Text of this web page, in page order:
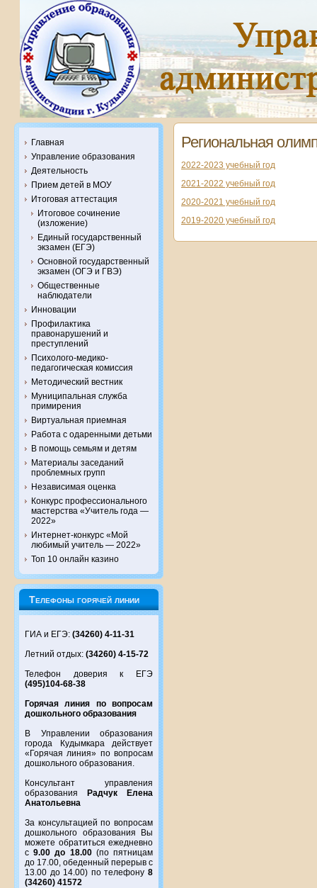
Главная
Управление образования
Деятельность
Прием детей в МОУ
Итоговая аттестация
Итоговое сочинение
(изложение)
Единый государственный
экзамен (ЕГЭ)
Основной государственный
экзамен (ОГЭ и ГВЭ)
Общественные
наблюдатели
Инновации
Профилактика
правонарушений и
преступлений
Психолого-медико-
педагогическая комиссия
Методический вестник
Муниципальная служба
примирения
Виртуальная приемная
Работа с одаренными детьми
В помощь семьям и детям
Материалы заседаний
проблемных групп
Независимая оценка
Конкурс профессионального
мастерства «Учитель года —
2022»
Интернет-конкурс «Мой
любимый учитель — 2022»
Топ 10 онлайн казино
Телефоны горячей линии
ГИА и ЕГЭ: (34260) 4-11-31
Летний отдых: (34260) 4-15-72
Телефон доверия к ЕГЭ
(495)104-68-38
Горячая линия по вопросам
дошкольного образования
В Управлении образования
города Кудымкара действует
«Горячая линия» по вопросам
дошкольного образования.
Консультант управления
образования
Радчук Елена
Анатольевна
За консультацией по вопросам
дошкольного образования Вы
можете обратиться ежедневно
с9.00 до 18.00(по пятницам
до 17.00, обеденный перерыв с
13.00 до 14.00) по телефону 8
(34260) 41572
Региональная
2022-2023 учебный год
2021-2022 учебный год
2020-2021 учебный год
2019-2020 учебный год